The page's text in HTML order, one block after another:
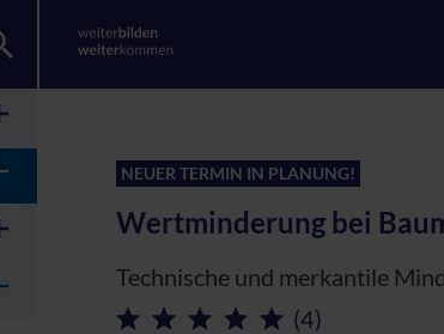
NEUER TERMIN IN PLANUNG!
Wertminderung bei
Technische und merkantile
(4)